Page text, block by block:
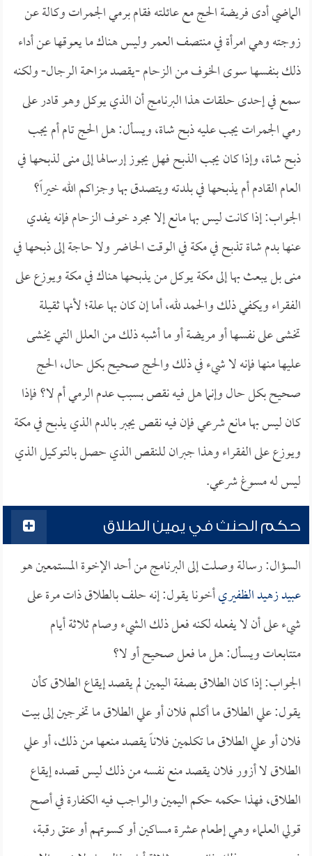
الماضي أدى فريضة الحج مع عائلته فقام برمي الجمرات وكالة عن
زوجته وهي امرأة في منتصف العمر وليس هناك ما يعوقها عن أداء
ذلك بنفسها سوى الخوف من الزحام -يقصد مزاحمة الرجال- ولكنه
سمع في إحدى حلقات هذا البرنامج أن الذي يوكل وهو قادر على
رمي الجمرات يجب عليه ذبح شاة، ويسأل: هل الحج تام أم يجب
ذبح شاة، وإذا كان يجب الذبح فهل يجوز إرسالها إلى منى لذبحها في
العام القادم أم يذبحها في بلدته ويتصدق بها وجزاكم الله خيراً؟
الجواب: إذا كانت ليس بها مانع إلا مجرد خوف الزحام فإنه يفدي
عنها بدم شاة تذبح في مكة في الوقت الحاضر ولا حاجة إلى ذبحها في
منى بل يبعث بها إلى مكة يوكل من يذبحها هناك في مكة ويوزع على
الفقراء ويكفي ذلك والحمد لله، أما إن كان بها علة؛ لأنها ثقيلة
تخشى على نفسها أو مريضة أو ما أشبه ذلك من العلل التي يخشى
عليها منها فإنه لا شيء في ذلك والحج صحيح بكل حال، الحج
صحيح بكل حال وإنما هل فيه نقص بسبب عدم الرمي أم لا؟ فإذا
كان ليس بها مانع شرعي فإن فيه نقص يجبر بالدم الذي يذبح في مكة
ويوزع على الفقراء وهذا جبران للنقص الذي حصل بالتوكيل الذي
ليس له مسوغ شرعي.
حكم الحنث في يمين الطلاق
السؤال: رسالة وصلت إلى البرنامج من أحد الإخوة المستمعين هو
عبيد زهيد الظفيريأخونا يقول: إنه حلف بالطلاق ذات مرة على
شيء على أن لا يفعله لكنه فعل ذلك الشيء وصام ثلاثة أيام
متتابعات ويسأل: هل ما فعل صحيح أو لا؟
الجواب: إذا كان الطلاق بصفة اليمين لم يقصد إيقاع الطلاق كأن
يقول: علي الطلاق ما أكلم فلان أو علي الطلاق ما تخرجين إلى بيت
فلان أو علي الطلاق ما تكلمين فلاناً يقصد منعها من ذلك، أو علي
الطلاق لا أزور فلان يقصد منع نفسه من ذلك ليس قصده إيقاع
الطلاق، فهذا حكمه حكم اليمين والواجب فيه الكفارة في أصح
قولي العلماء وهي إطعام عشرة مساكين أو كسوتهم أو عتق رقبة،